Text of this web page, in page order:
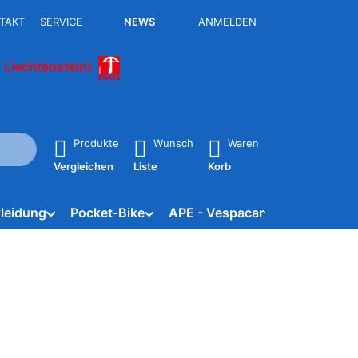
SERVICE NEWS ANMELDEN
erste Ergebnisse. Drücken Sie die Eingabetaste, um alle
Produkte
Vergleichen
Wunsch
Liste
Waren
Korb
Pocket-Bike APE - Vespacar